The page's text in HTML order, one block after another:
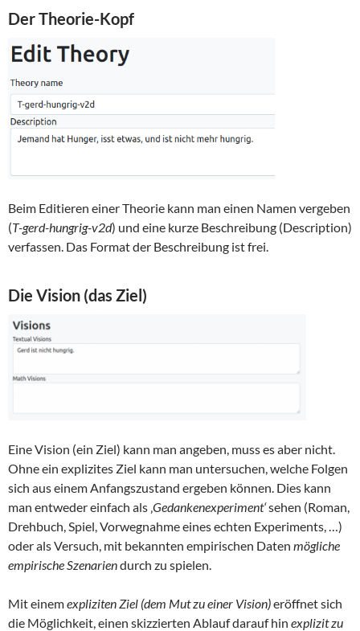
Der Theorie-Kopf
Beim Editieren einer Theorie kann man einen Namen vergeben
(T-gerd-hungrig-v2d) und eine kurze Beschreibung (Description)
verfassen. Das Format der Beschreibung ist frei.
Die Vision (das Ziel)
Eine Vision (ein Ziel) kann man angeben, muss es aber nicht.
Ohne ein explizites Ziel kann man untersuchen, welche Folgen
sich aus einem Anfangszustand ergeben können. Dies kann
man entweder einfach als ‚ Gedankenexperiment‘sehen (Roman,
Drehbuch, Spiel, Vorwegnahme eines echten Experiments, …)
oder als Versuch, mit bekannten empirischen Daten mögliche
empirische Szenariendurch zu spielen.
Mit einemexpliziten Ziel (dem Mut zu einer Vision)eröffnet sich
die Möglichkeit, einen skizzierten Ablauf darauf hin explizit zu